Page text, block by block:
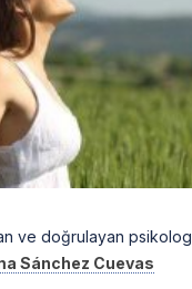
ve doğrulayan psikolog
Sánchez Cuevas